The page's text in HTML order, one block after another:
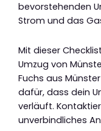
bevorstehenden
Strom und das
Mit dieser
Umzug von
Fuchs aus
dafür, dass dein
verläuft.
unverbindliches